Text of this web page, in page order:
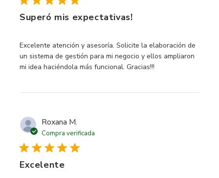
Superó mis expectativas!
Excelente atención y asesoría. Solicite la elaboración de
un sistema de gestión para mi negocio y ellos ampliaron
mi idea haciéndola más funcional. Gracias!!!
read more about review content Excelente atención y
Roxana M.
Compra verificada
Excelente